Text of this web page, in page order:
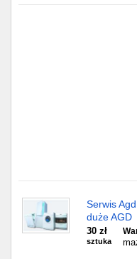
Serwis
duże AGD
30 zł
sztuka